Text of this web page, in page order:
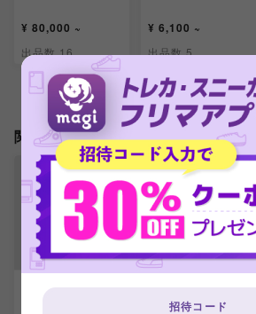
¥ 80,000 ~
出品数 16
¥ 6,100 ~
出品数 5
関連製品
ーラex SR 080/06
ポフィン SR 081/
招待コード